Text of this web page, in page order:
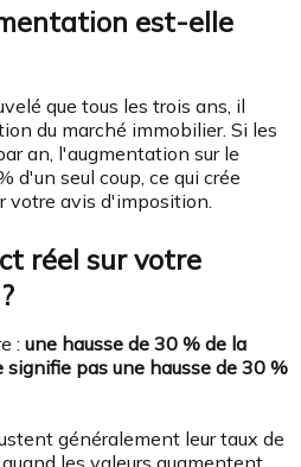
est-elle
que tous les trois ans, il
du marché immobilier. Si les
an, l'augmentation sur le
d'un seul coup, ce qui crée
votre avis d'imposition.
réel sur votre
: une hausse de 30 % de la
pas une hausse de 30 %
généralement leur taux de
les valeurs augmentent.